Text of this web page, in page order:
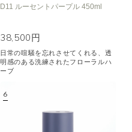
D11 ルーセントパープル 450ml
38,500円
日常の喧騒を忘れさせてくれる、透
明感のある洗練されたフローラルハ
ーブ